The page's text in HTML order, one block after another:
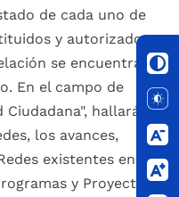
de cada uno de
y autorizados
se encuentra
En el campo de
Ciudadana", hallará el
los avances,
existentes en el
y Proyectos",